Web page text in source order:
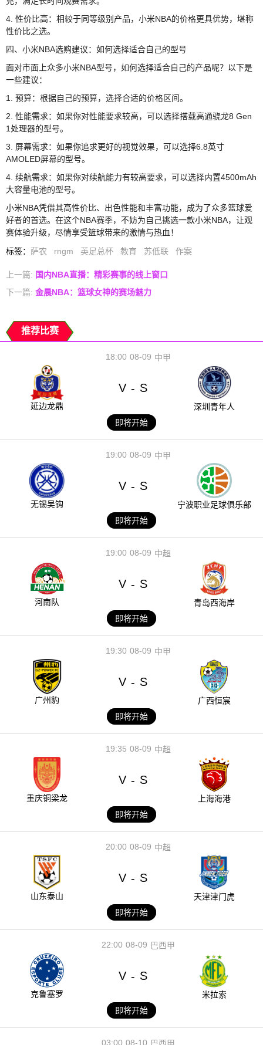
4. 性价比高：相较于同等级别产品，小米NBA的价格更具优势，堪称
性价比之选。
四、小米NBA选购建议：如何选择适合自己的型号
面对市面上众多小米NBA型号，如何选择适合自己的产品呢？以下是
一些建议：
1. 预算：根据自己的预算，选择合适的价格区间。
2. 性能需求：如果你对性能要求较高，可以选择搭载高通骁龙8 Gen
1处理器的型号。
3. 屏幕需求：如果你追求更好的视觉效果，可以选择6.8英寸
AMOLED屏幕的型号。
4. 续航需求：如果你对续航能力有较高要求，可以选择内置4500mAh
大容量电池的型号。
小米NBA凭借其高性价比、出色性能和丰富功能，成为了众多篮球爱
好者的首选。在这个NBA赛季，不妨为自己挑选一款小米NBA，让观
赛体验升级，尽情享受篮球带来的激情与热血！
标签： 萨农 rngm 英足总杯 教育 苏低联 作案
上一篇: 国内NBA直播：精彩赛事的线上窗口
下一篇: 金晨NBA：篮球女神的赛场魅力
推荐比赛
08-09
18:00 中甲
延边龙鼎
V - S
深圳青年人
即将开始
08-09
19:00 中甲
无锡吴钩
V - S
宁波职业足球俱乐部
即将开始
08-09
19:00 中超
河南队
V - S
青岛西海岸
即将开始
08-09
19:30 中甲
广州豹
V - S
广西恒宸
即将开始
08-09
19:35 中超
重庆铜梁龙
V - S
上海海港
即将开始
08-09
20:00 中超
山东泰山
V - S
天津津门虎
即将开始
08-09
22:00 巴西甲
克鲁塞罗
V - S
米拉索
即将开始
08-10
03:00 巴西甲